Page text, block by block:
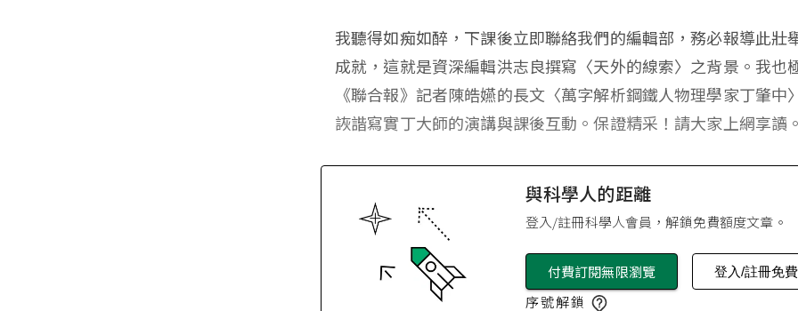
我聽得如痴如醉，下課後立即聯絡我們的編輯部，務必報導此壯
成就，這就是資深編輯洪志良撰寫〈天外的線索〉之背景。我也
《聯合報》記者陳皓嬿的長文〈萬字解析鋼鐵人物理學家丁肇中
詼諧寫實丁大師的演講與課後互動。保證精采！請大家上網享讀
與科學人的距離
登入/註冊科學人會員，解鎖免費額度文章。
付費訂閱無限瀏覽 登入/註冊免
序號解鎖